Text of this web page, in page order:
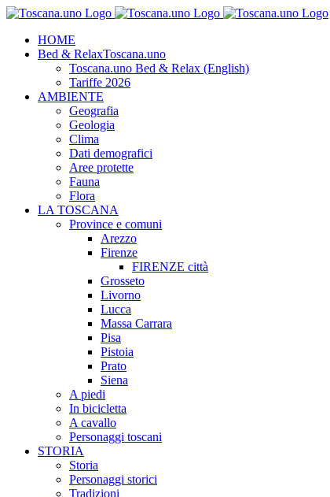
Salta
contenutoHOME
Bed & RelaxToscana.uno
Toscana.uno Bed & Relax (English)
Tariffe 2026
AMBIENTE
Geografia
Geologia
Clima
Dati demografici
Aree protette
Fauna
Flora
LA TOSCANA
Province e comuni
Arezzo
Firenze
FIRENZE città
Grosseto
Livorno
Lucca
Massa Carrara
Pisa
Pistoia
Prato
Siena
A piedi
In bicicletta
A cavallo
Personaggi toscani
STORIA
Storia
Personaggi storici
Tradizioni